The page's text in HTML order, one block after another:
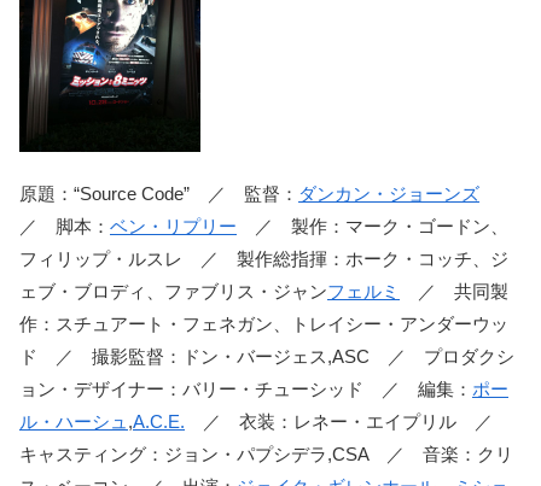
原題：“Source Code” ／ 監督： ダンカン・ジョーンズ
／ 脚本： ベン・リプリー ／ 製作：マーク・ゴードン、
フィリップ・ルスレ ／ 製作総指揮：ホーク・コッチ、ジ
ェブ・ブロディ、ファブリス・ジャンフェルミ
／ 共同製
作：スチュアート・フェネガン、トレイシー・アンダーウッ
ド ／ 撮影監督：ドン・バージェス,ASC ／ プロダクシ
ョン・デザイナー：バリー・チューシッド ／ 編集： ポー
ル・ハーシュ ,A.C.E. ／ 衣装：レネー・エイプリル ／
キャスティング：ジョン・パプシデラ,CSA ／ 音楽：クリ